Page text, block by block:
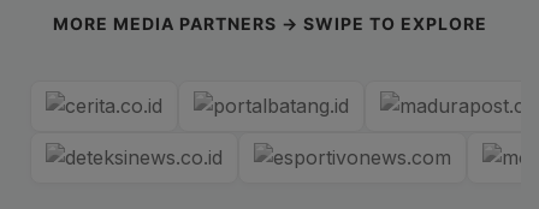
MORE MEDIA PARTNERS → SWIPE TO EXPLORE